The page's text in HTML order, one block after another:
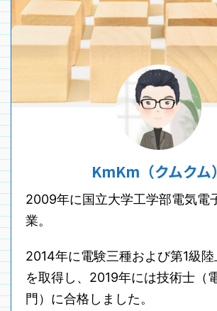
KmKm（クムクム）
2009年に国立大学工学部電気電
業。
2014年に電験三種および第1級
を取得し、2019年には技術士（
門）に合格しました。